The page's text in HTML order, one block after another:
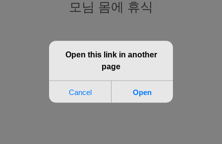
모님 몸에 휴식